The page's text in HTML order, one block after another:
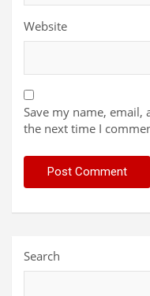
Website
Save my name,
the next time I
Search